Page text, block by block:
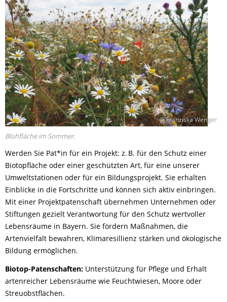
© Franziska Wenger
Blühfläche im Sommer.
Werden Sie Pat*in für ein Projekt: z. B. für den Schutz einer
Biotopfläche oder einer geschützten Art, für eine unserer
Umweltstationen oder für ein Bildungsprojekt. Sie erhalten
Einblicke in die Fortschritte und können sich aktiv einbringen.
Mit einer Projektpatenschaft übernehmen Unternehmen oder
Stiftungen gezielt Verantwortung für den Schutz wertvoller
Lebensräume in Bayern. Sie fördern Maßnahmen, die
Artenvielfalt bewahren, Klimaresillienz stärken und ökologische
Bildung ermöglichen.
Biotop-Patenschaften: Unterstützung für Pflege und Erhalt
artenreicher Lebensräume wie Feuchtwiesen, Moore oder
Streuobstflächen.